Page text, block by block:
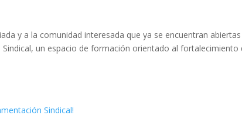
y a la comunidad interesada que ya se encuentran abiertas
un espacio de formación orientado al fortalecimiento